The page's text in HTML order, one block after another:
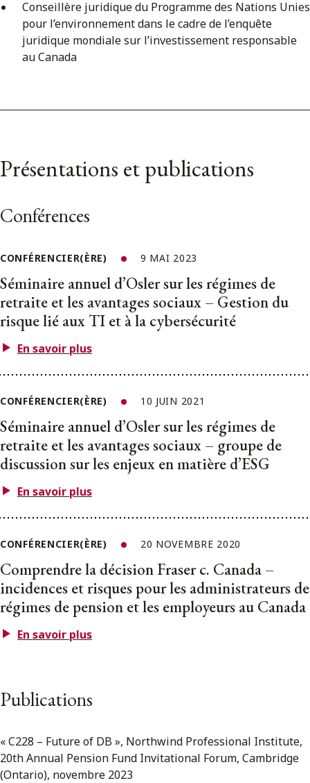
Conseillère juridique du Programme des Nations Unies
pour l’environnement dans le cadre de l’enquête
juridique mondiale sur l’investissement responsable
au Canada
Présentations et publications
Conférences
CONFÉRENCIER(ÈRE) 9 MAI 2023
Séminaire annuel d’Osler sur les régimes de
retraite et les avantages sociaux – Gestion du
risque lié aux TI et à la cybersécurité
En savoir plus
CONFÉRENCIER(ÈRE) 10 JUIN 2021
Séminaire annuel d’Osler sur les régimes de
retraite et les avantages sociaux – groupe de
discussion sur les enjeux en matière d’ESG
En savoir plus
CONFÉRENCIER(ÈRE) 20 NOVEMBRE 2020
Comprendre la décision Fraser c. Canada –
incidences et risques pour les administrateurs de
régimes de pension et les employeurs au Canada
En savoir plus
Publications
« C228 – Future of DB », Northwind Professional Institute,
20th Annual Pension Fund Invitational Forum, Cambridge
(Ontario), novembre 2023